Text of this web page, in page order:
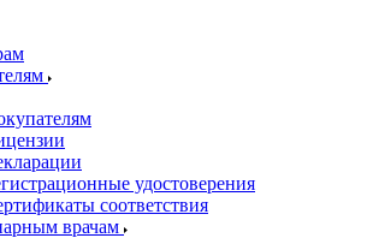
удостоверения
соответствия
врачам